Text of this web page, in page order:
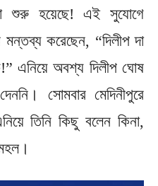
শুরু হয়েছে! এই সুযোগে
করেছেন, “দিলীপ দা
এনিয়ে অবশ্য দিলীপ ঘোষ
সোমবার মেদিনীপুরে
তিনি কিছু বলেন কিনা,